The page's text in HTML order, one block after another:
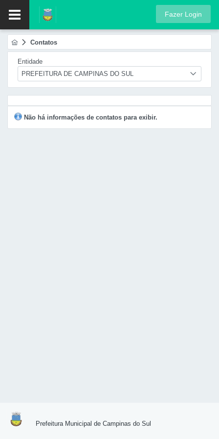
Fazer Login
Contatos
Entidade
PREFEITURA DE CAMPINAS DO SUL
Não há informações de contatos para exibir.
Prefeitura Municipal de Campinas do Sul